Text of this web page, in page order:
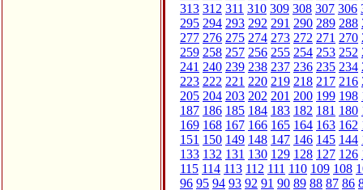
313 312 311 310 309 308 307 306
295 294 293 292 291 290 289 288
277 276 275 274 273 272 271 270
259 258 257 256 255 254 253 252
241 240 239 238 237 236 235 234
223 222 221 220 219 218 217 216
205 204 203 202 201 200 199 198
187 186 185 184 183 182 181 180
169 168 167 166 165 164 163 162
151 150 149 148 147 146 145 144
133 132 131 130 129 128 127 126
115 114 113 112 111 110 109 108
96 95 94 93 92 91 90 89 88 87 86